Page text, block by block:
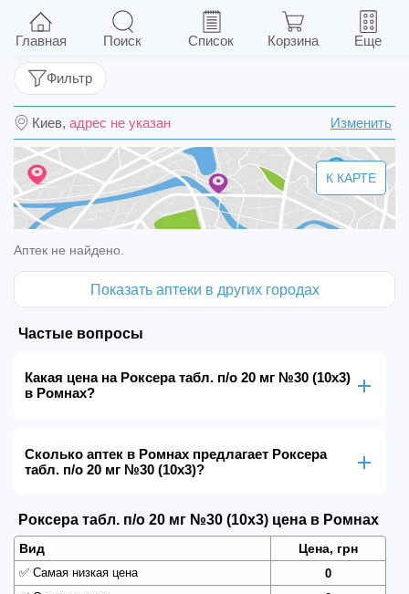
Роксера табл. п/о 20 мг №30 (10х3)
Киев, адрес не указан Изменить
Фильтр
К КАРТЕ
Аптек не найдено.
Показать аптеки в других городах
Частые вопросы
Какая цена на Роксера табл. п/о 20 мг №30 (10х3)
в Ромнах?
Сколько аптек в Ромнах предлагает Роксера
табл. п/о 20 мг №30 (10х3)?
Роксера табл. п/о 20 мг №30 (10х3) цена в Ромнах
Вид Цена, грн
✅ Самая низкая цена
0
Главная Поиск Список Корзина Еще